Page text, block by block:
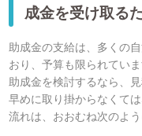
成金を受け取る
助成金の支給は、多くの
おり、予算も限られていま
助成金を検討するなら、
早めに取り掛からなくて
流れは、おおむね次のよう